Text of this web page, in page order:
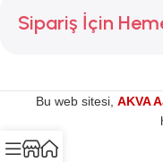
Sipariş İçin
Bu web sitesi, AKVA